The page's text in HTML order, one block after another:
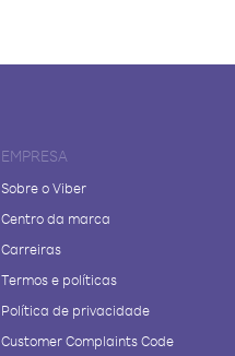
EMPRESA
Sobre o Viber
Centro da marca
Carreiras
Termos e políticas
Política de privacidade
Customer Complaints Code